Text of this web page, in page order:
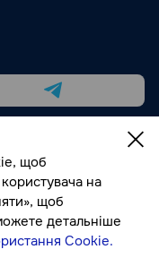
Публічна оферта
щоб
на
щоб
детальніше
Cookie.